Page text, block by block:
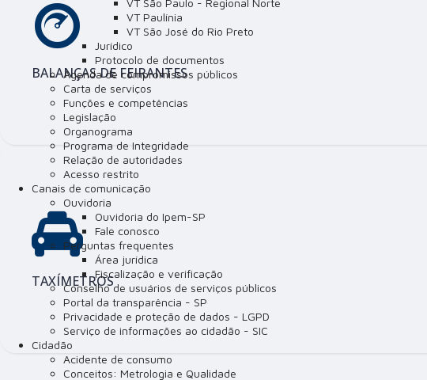
VT São Paulo - Regional Norte
VT Paulínia
VT São José do Rio Preto
Jurídico
Protocolo de documentos
Agenda de compromissos públicos
Carta de serviços
Funções e competências
Legislação
Organograma
Programa de Integridade
Relação de autoridades
Acesso restrito
Canais de comunicação
Ouvidoria
Ouvidoria do Ipem-SP
Fale conosco
Perguntas frequentes
Área jurídica
Fiscalização e verificação
Conselho de usuários de serviços públicos
Portal da transparência - SP
Privacidade e proteção de dados - LGPD
Serviço de informações ao cidadão - SIC
Cidadão
Acidente de consumo
Conceitos: Metrologia e Qualidade
BALANÇAS DE FEIRANTES
TAXÍMETROS